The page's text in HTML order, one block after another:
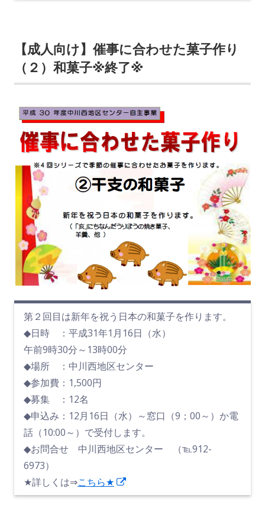
【成人向け】催事に合わせた菓子作り
（２）和菓子※終了※
第２回目は新年を祝う日本の和菓子を作ります。
◆日時 ：平成31年1月16日（水）
午前9時30分～13時00分
◆場所 ：中川西地区センター
◆参加費：1,500円
◆募集 ：12名
◆申込み：12月16日（水）～窓口（9；00～）か電
話（10:00～）で受付します。
◆お問合せ 中川西地区センター （℡912-
6973）
★詳しくは⇒こちら★
し